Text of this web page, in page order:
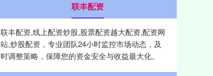
联丰配资
联丰配资,线上配资炒股,股票配资越大配资,配资网
站,炒股配资，专业团队24小时监控市场动态，及
时调整策略，保障您的资金安全与收益最大化。